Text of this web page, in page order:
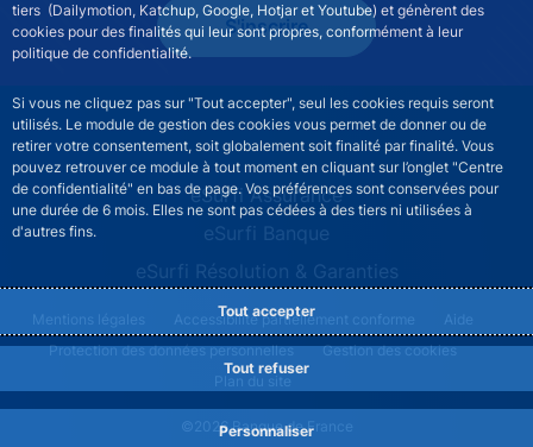
tiers (Dailymotion, Katchup, Google, Hotjar et Youtube) et génèrent des
cookies pour des finalités qui leur sont propres, conformément à leur
politique de confidentialité.
Si vous ne cliquez pas sur "Tout accepter", seul les cookies requis seront
utilisés. Le module de gestion des cookies vous permet de donner ou de
retirer votre consentement, soit globalement soit finalité par finalité. Vous
pouvez retrouver ce module à tout moment en cliquant sur l’onglet "Centre
de confidentialité" en bas de page. Vos préférences sont conservées pour
une durée de 6 mois. Elles ne sont pas cédées à des tiers ni utilisées à
d'autres fins.
Tout accepter
Tout refuser
Personnaliser
S'inscrire
ESURFI site navigationeSurfi Assurance
eSurfi Banque
eSurfi Résolution & Garanties
©2026 Banque de France
ESURFI footer legal notice menu
Mentions légales Accessibilité partiellement conforme
Aide
Protection des données personnelles
Gestion des cookies
Plan du site